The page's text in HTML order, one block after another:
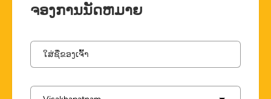
ຈອງການນັດຫມາຍ